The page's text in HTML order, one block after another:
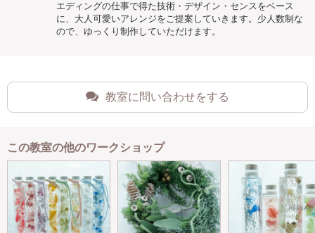
エディングの仕事で得た技術・デザイン・センスをベース
に、大人可愛いアレンジをご提案していきます。少人数制な
ので、ゆっくり制作していただけます。
教室に問い合わせをする
この教室の他のワークショップ